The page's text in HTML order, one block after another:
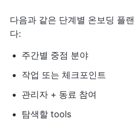
다음과 같은 단계별 온보딩 플
다:
주간별 중점 분야
작업 또는 체크포인트
관리자 + 동료 참여
탐색할 tools